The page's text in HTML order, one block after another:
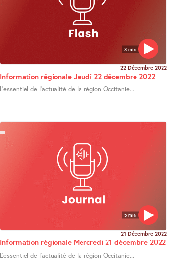
3 min
22 Décembre 2022
Information régionale Jeudi 22 décembre 2022
L’essentiel de l’actualité de la région Occitanie...
5 min
21 Décembre 2022
Information régionale Mercredi 21 décembre 2022
L’essentiel de l’actualité de la région Occitanie...